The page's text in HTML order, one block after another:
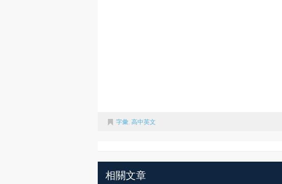
字彙 高中英文
相關文章